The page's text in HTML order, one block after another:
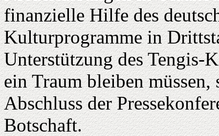
finanzielle Hilfe des
Kulturprogramme in
Unterstützung des Tengis-
ein Traum bleiben
Abschluss der
Botschaft.